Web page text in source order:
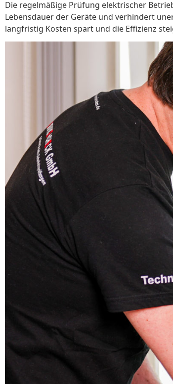
Die regelmäßige Prüfung elektrischer
Lebensdauer der Geräte und verhindert
langfristig Kosten spart und die Effizienz